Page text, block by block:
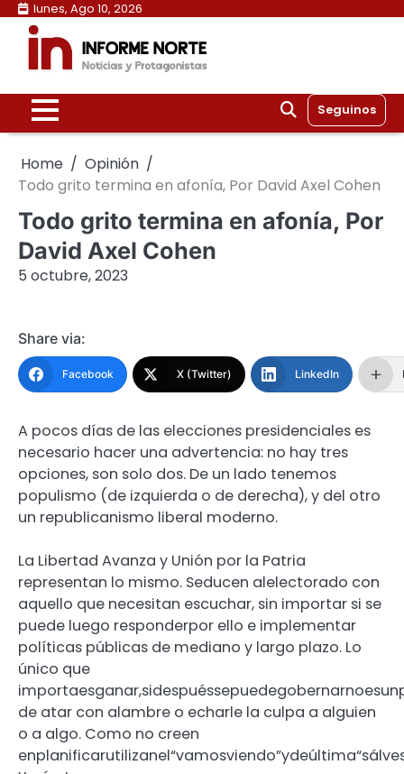
Skip
content
lunes, Ago 10, 2026
Seguinos
Home
Opinión
Todo grito termina en afonía, Por David Axel Cohen
Todo grito termina en afonía, Por
David Axel Cohen
5 octubre, 2023
Share via:
Facebook X (Twitter) LinkedIn
A pocos días de las elecciones presidenciales es
necesario hacer una advertencia: no hay tres
opciones, son solo dos. De un lado tenemos
populismo (de izquierda o de derecha), y del otro
un republicanismo liberal moderno.
La Libertad Avanza y Unión por la Patria
representan lo mismo. Seducen alelectorado con
aquello que necesitan escuchar, sin importar si se
puede luego responderpor ello e implementar
políticas públicas de mediano y largo plazo. Lo
único que
de atar con alambre o echarle la culpa a alguien
o a algo. Como no creen